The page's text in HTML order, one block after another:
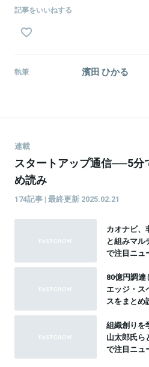
記事をいいねする
執筆 濱田 ひかる
連載
スタートアップ通信──5分
め読み
174記事 | 最終更新 2025.02.21
カオナビ、
と組みマ
で注目ニュ
80億円調
エッジ・
スをまとめ
組織創りを
山太郎氏
で注目ニュ